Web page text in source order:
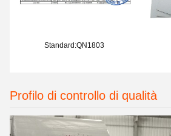
Standard:QN1803
Profilo di controllo di qualità